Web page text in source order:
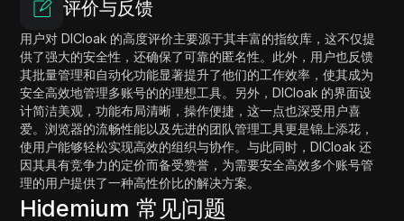
评价与反馈
用户对 DICloak 的高度评价主要源于其丰富的指纹库，这不仅提
供了强大的安全性，还确保了可靠的匿名性。此外，用户也反馈
其批量管理和自动化功能显著提升了他们的工作效率，使其成为
安全高效地管理多账号的的理想工具。另外，DICloak 的界面设
计简洁美观，功能布局清晰，操作便捷，这一点也深受用户喜
爱。浏览器的流畅性能以及先进的团队管理工具更是锦上添花，
使用户能够轻松实现高效的组织与协作。与此同时，DICloak 还
因其具有竞争力的定价而备受赞誉，为需要安全高效多个账号管
理的用户提供了一种高性价比的解决方案。
Hidemium 常见问题